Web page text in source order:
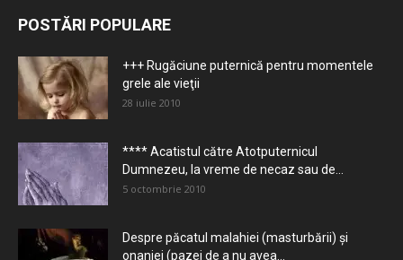
POSTĂRI POPULARE
+++ Rugăciune puternică pentru momentele
grele ale vieţii
28 iulie 2010
**** Acatistul către Atotputernicul
Dumnezeu, la vreme de necaz sau de...
5 octombrie 2010
Despre păcatul malahiei (masturbării) şi
onaniei (pazei de a nu avea...